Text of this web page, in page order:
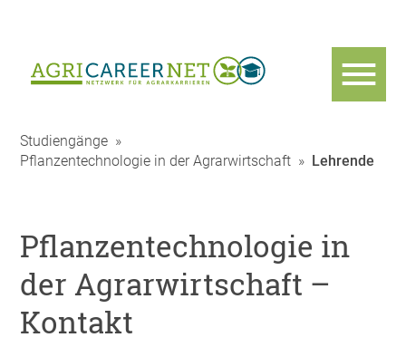
Studiengänge »
Pflanzentechnologie in der Agrarwirtschaft » Lehrende
Pflanzentechnologie in
der Agrarwirtschaft –
Kontakt